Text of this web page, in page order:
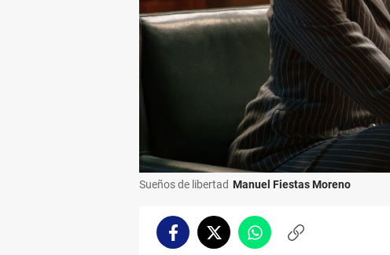
Sueños de libertad Manuel Fiestas Moreno
FacebookTwitterWhatsappCopiar